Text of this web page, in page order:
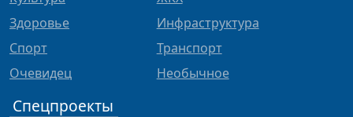
Здоровье
Спорт
Очевидец
Инфраструктура
Транспорт
Необычное
Спецпроекты